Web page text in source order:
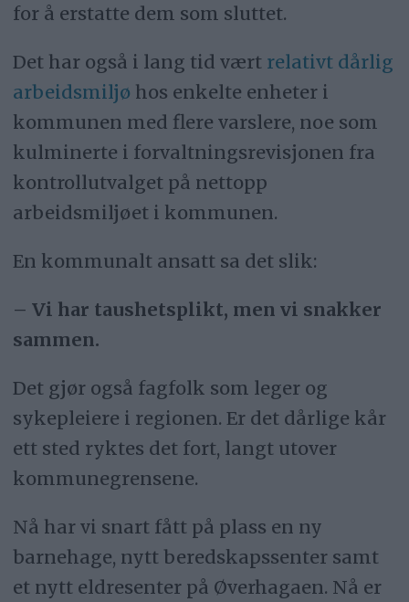
for å erstatte dem som sluttet.
Det har også i lang tid vært relativt dårlig
arbeidsmiljø hos enkelte enheter i
kommunen med flere varslere, noe som
kulminerte i forvaltningsrevisjonen fra
kontrollutvalget på nettopp
arbeidsmiljøet i kommunen.
En kommunalt ansatt sa det slik:
– Vi har taushetsplikt, men vi snakker
sammen.
Det gjør også fagfolk som leger og
sykepleiere i regionen. Er det dårlige kår
ett sted ryktes det fort, langt utover
kommunegrensene.
Nå har vi snart fått på plass en ny
barnehage, nytt beredskapssenter samt
et nytt eldresenter på Øverhagaen. Nå er